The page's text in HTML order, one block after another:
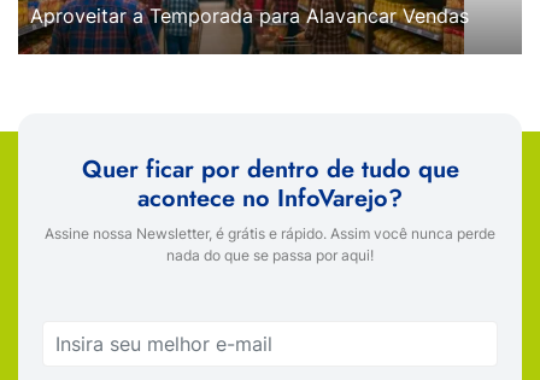
Aproveitar a Temporada para Alavancar Vendas
Quer ficar por dentro de tudo que
acontece no InfoVarejo?
Assine nossa Newsletter, é grátis e rápido. Assim você nunca perde
nada do que se passa por aqui!